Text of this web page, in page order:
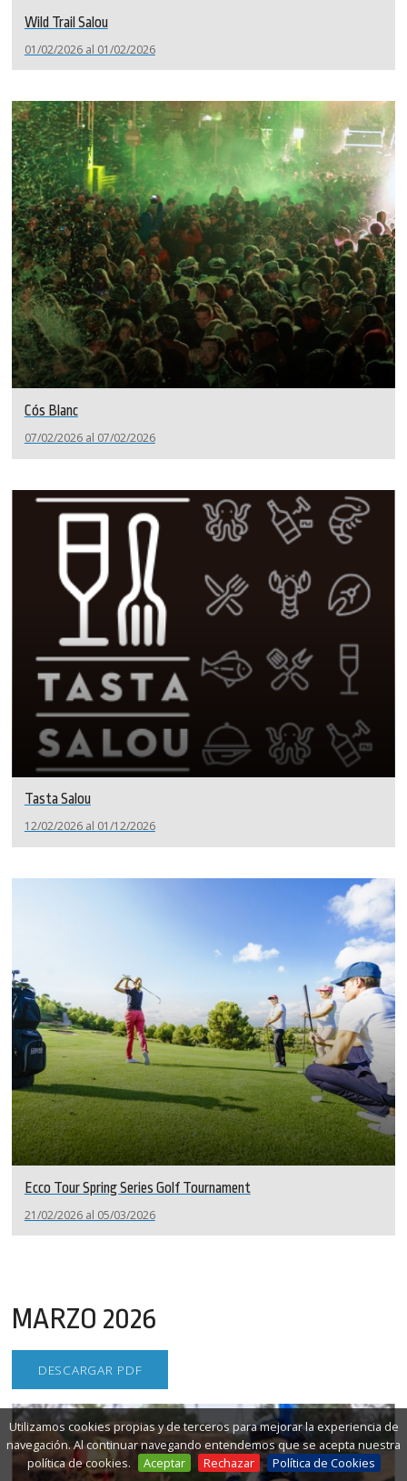
Utilizamos cookies propias y de terceros para mejorar la experiencia de
navegación. Al continuar navegando entendemos que se acepta nuestra
política de cookies.
Aceptar Rechazar Política de Cookies
Wild Trail Salou
01/02/2026 al 01/02/2026
Cós Blanc
07/02/2026 al 07/02/2026
Tasta Salou
12/02/2026 al 01/12/2026
Ecco Tour Spring Series Golf Tournament
21/02/2026 al 05/03/2026
MARZO 2026
DESCARGAR PDF